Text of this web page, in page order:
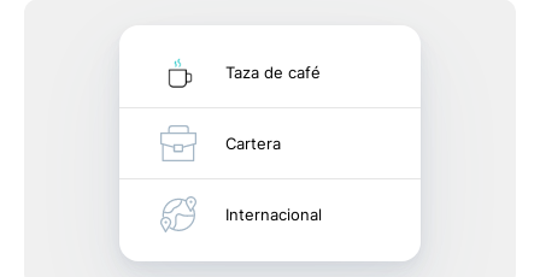
Taza de café
Cartera
Internacional